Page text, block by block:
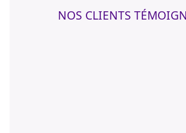
NOS CLIENTS